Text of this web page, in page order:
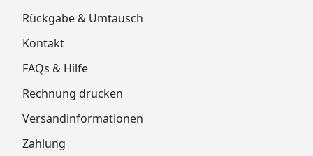
Rückgabe & Umtausch
Kontakt
FAQs & Hilfe
Rechnung drucken
Versandinformationen
Zahlung